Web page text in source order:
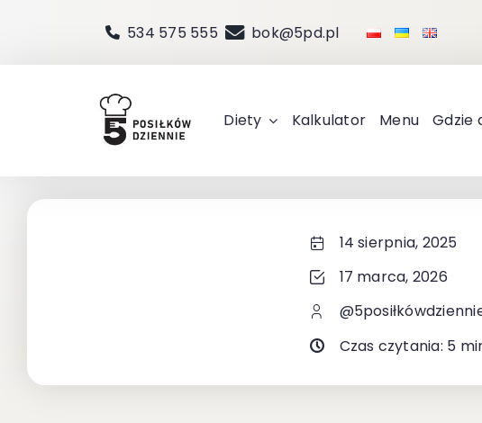
zawartości
534 575 555 bok@5pd.pl
Diety Kalkulator Menu Gdzie
14 sierpnia, 2025
17 marca, 2026
Czas czytania: 5